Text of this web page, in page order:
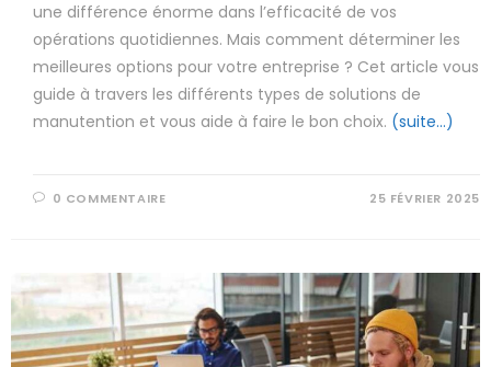
une différence énorme dans l’efficacité de vos
opérations quotidiennes. Mais comment déterminer les
meilleures options pour votre entreprise ? Cet article vous
guide à travers les différents types de solutions de
manutention et vous aide à faire le bon choix. (suite…)
0 COMMENTAIRE 25 FÉVRIER 2025